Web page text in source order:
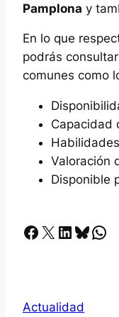
Pamplona y
En lo que
podrás
comunes como
Capacidad
Valoración
Disponible
Facebook X LinkedIn Bluesky Whatsapp
Actualidad